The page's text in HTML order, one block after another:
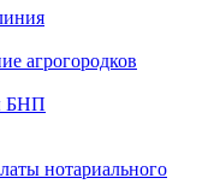
агрогородков
БНП
нотариального